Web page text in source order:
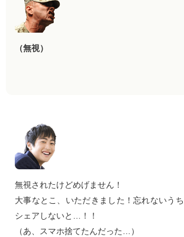
（無視）
無視されたけどめげません！
大事なとこ、いただきました！忘れないう
シェアしないと…！！
（あ、スマホ捨てたんだった…）